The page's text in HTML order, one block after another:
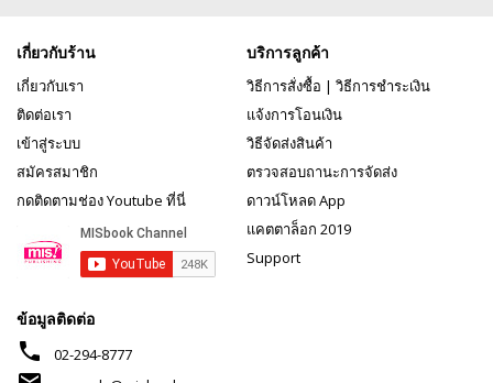
เกี่ยวกับร้าน
เกี่ยวกับเรา
ติดต่อเรา
เข้าสู่ระบบ
สมัครสมาชิก
กดติดตามช่อง Youtube ที่นี่
บริการลูกค้า
วิธีการสั่งซื้อ | วิธีการชำระเงิน
แจ้งการโอนเงิน
วิธีจัดส่งสินค้า
ตรวจสอบถานะการจัดส่ง
ดาวน์โหลด App
แคตตาล็อก 2019
Support
ข้อมูลติดต่อ
phone 02-294-8777